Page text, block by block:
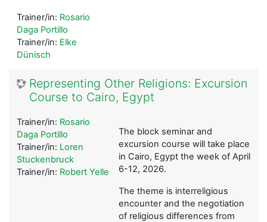
Trainer/in: Rosario
Daga Portillo
Trainer/in: Elke
Dünisch
Representing Other Religions: Excursion
Course to Cairo, Egypt
The block seminar and
excursion course will take place
in Cairo, Egypt the week of April
6-12, 2026.
The theme is interreligious
encounter and the negotiation
of religious differences from
Trainer/in: Rosario
Daga Portillo
Trainer/in: Loren
Stuckenbruck
Trainer/in: Robert Yelle